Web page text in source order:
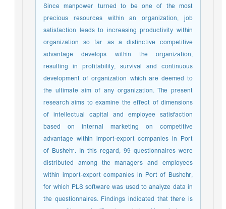
Since manpower turned to be one of the most
precious resources within an organization, job
satisfaction leads to increasing productivity within
organization so far as a distinctive competitive
advantage develops within the organization,
resulting in profitability, survival and continuous
development of organization which are deemed to
the ultimate aim of any organization. The present
research aims to examine the effect of dimensions
of intellectual capital and employee satisfaction
based on internal marketing on competitive
advantage within import-export companies in Port
of Bushehr. In this regard, 99 questionnaires were
distributed among the managers and employees
within import-export companies in Port of Bushehr,
for which PLS software was used to analyze data in
the questionnaires. Findings indicated that there is